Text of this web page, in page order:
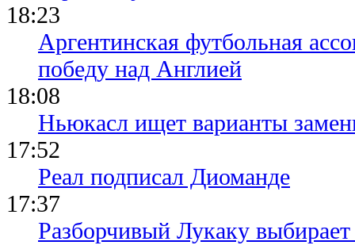
18:23
Аргентинская футбольная
победу над Англией
18:08
Ньюкасл ищет варианты
17:52
Реал подписал Диоманде
17:37
Разборчивый Лукаку